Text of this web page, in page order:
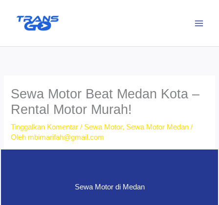
Sewa Motor Beat Medan Kota –
Rental Motor Murah!
Tinggalkan Komentar / Sewa Motor, Sewa Motor Medan /
Oleh mbimarifah@gmail.com
Sewa Motor di Medan